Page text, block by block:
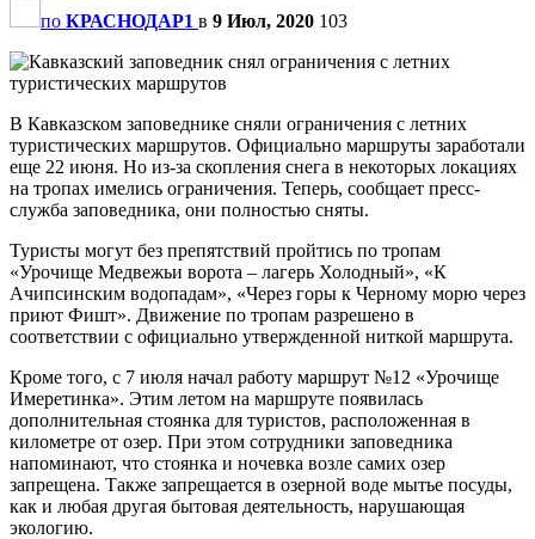
по КРАСНОДАР1 в 9 Июл, 2020 103
В Кавказском заповеднике сняли ограничения с летних
туристических маршрутов. Официально маршруты заработали
еще 22 июня. Но из-за скопления снега в некоторых локациях
на тропах имелись ограничения. Теперь, сообщает пресс-
служба заповедника, они полностью сняты.
Туристы могут без препятствий пройтись по тропам
«Урочище Медвежьи ворота – лагерь Холодный», «К
Ачипсинским водопадам», «Через горы к Черному морю через
приют Фишт». Движение по тропам разрешено в
соответствии с официально утвержденной ниткой маршрута.
Кроме того, с 7 июля начал работу маршрут №12 «Урочище
Имеретинка». Этим летом на маршруте появилась
дополнительная стоянка для туристов, расположенная в
километре от озер. При этом сотрудники заповедника
напоминают, что стоянка и ночевка возле самих озер
запрещена. Также запрещается в озерной воде мытье посуды,
как и любая другая бытовая деятельность, нарушающая
экологию.